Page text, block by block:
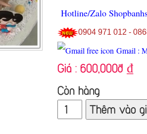
Hotline/Zalo
0904 971 012 -
Gmail :
Giá : 600,000đ ₫
Còn hàng
Thêm vào